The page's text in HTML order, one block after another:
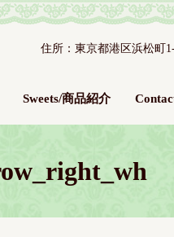
住所：東京都港区浜松
Sweets/商品紹介